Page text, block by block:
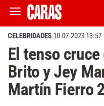
CELEBRIDADES 10-07-2023 13:57
El tenso
Brito y Jey
Martín Fierro